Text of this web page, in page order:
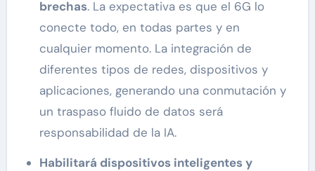
brechas. La expectativa es que el 6G lo
conecte todo, en todas partes y en
cualquier momento. La integración de
diferentes tipos de redes, dispositivos y
aplicaciones, generando una conmutación y
un traspaso fluido de datos será
responsabilidad de la IA.
Habilitará dispositivos inteligentes y